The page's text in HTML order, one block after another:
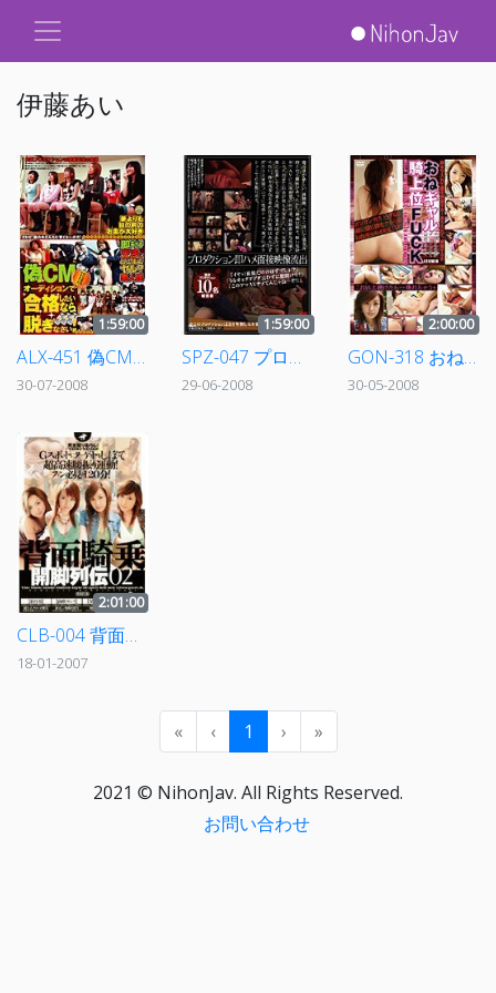
伊藤あい
1:59:00
ALX-451 偽CMオーディションで合格したいなら脱ぎなさい！
30-07-2008
1:59:00
SPZ-047 プロダクション即ハメ面接映像流出
29-06-2008
2:00:00
GON-318 おねギャル騎乗位FUCK
30-05-2008
2:01:00
CLB-004 背面騎乗 開脚列伝 02
18-01-2007
« ‹ 1 › »
2021 © NihonJav. All Rights Reserved.
お問い合わせ